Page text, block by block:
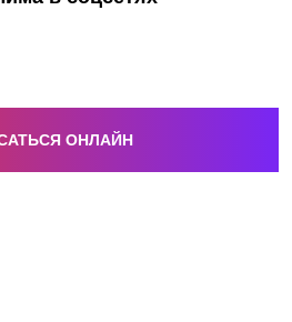
ОНЛАЙН